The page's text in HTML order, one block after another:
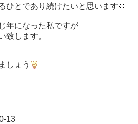
ひとであり続けたいと思います
年になった私ですが
致します。
しょう
13